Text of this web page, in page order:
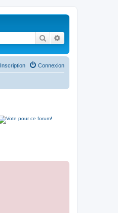
Rechercher
Connexion
Inscription